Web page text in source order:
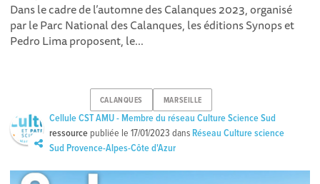
Dans le cadre de l’automne des Calanques 2023, organisé
par le Parc National des Calanques, les éditions Synops et
Pedro Lima proposent, le...
CALANQUES MARSEILLE
Cellule CST AMU - Membre du réseau Culture Science Sud
ressource publiée le17/01/2023 dans Réseau Culture science
Sud Provence-Alpes-Côte d'Azur